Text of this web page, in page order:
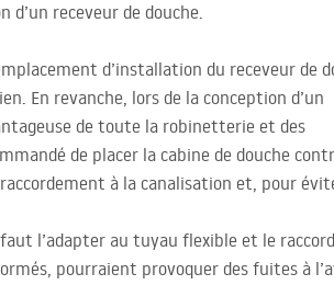
receveur de douche.
d’installation du receveur de
En revanche, lors de la conception d’un
de toute la robinetterie et des
de placer la cabine de douche
à la canalisation et, pour
l’adapter au tuyau flexible et le
pourraient provoquer des fuites à